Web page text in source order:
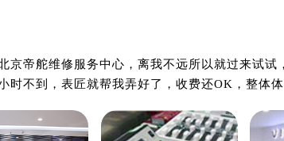
帝舵维修服务中心，离我不远所以就过来试试
时不到，表匠就帮我弄好了，收费还OK，整体